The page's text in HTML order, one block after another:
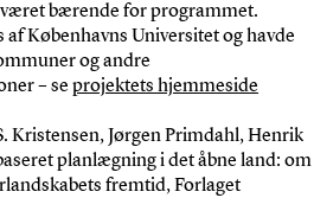
bærende for programmet.
Københavns Universitet og havde
og andre
– se projektets hjemmeside
Kristensen, Jørgen Primdahl, Henrik
planlægning i det åbne land: om
fremtid, Forlaget